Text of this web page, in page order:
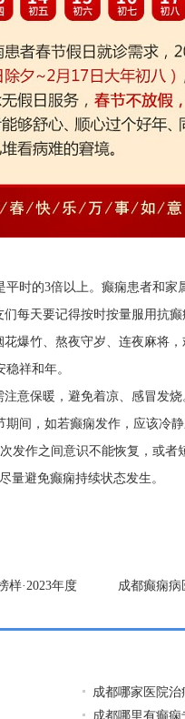
时的3倍以上。癫痫患者和家
每天要记得按时按量服用抗癫
爆竹、熬夜守岁、连夜麻将
祥和年。
意保暖，避免着凉、感冒发烧
间，如若癫痫发作，应该冷
发作之间意识不能恢复，或者
量避免癫痫持续状态发生。
样·2023年度
成都癫痫
成都哪家医院
成都哪里有癫